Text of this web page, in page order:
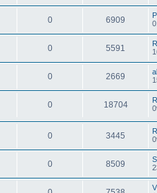
0 6909
0 5591
0 2669
0 18704
0 3445
0 8509